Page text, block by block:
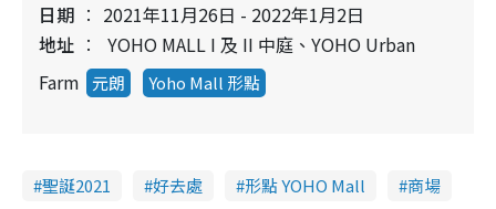
日期
2021年11月26日 - 2022年1月2日
地址
YOHO MALL I 及 II 中庭、YOHO Urban
Farm 元朗 Yoho Mall 形點
聖誕2021 好去處 形點 YOHO Mall
商場